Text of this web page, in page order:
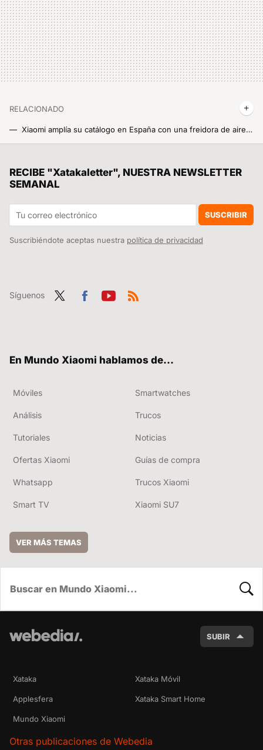
RELACIONADO
Xiaomi amplía su catálogo en España con una freidora de aire gigantesca: 12 litros para cocinar sin límites
Casi 1,4 toneladas encima, una aguja y 135 grados de puro fuego: Xiaomi ha creado una power bank casi indestructible y estas pruebas lo demuestran
RECIBE "Xatakaletter", NUESTRA NEWSLETTER
SEMANAL
SUSCRIBIR
Suscribiéndote aceptas nuestra política de privacidad
Síguenos
En Mundo Xiaomi hablamos de...
Móviles Smartwatches
Análisis Trucos
Tutoriales Noticias
Ofertas Xiaomi Guías de compra
Whatsapp Trucos Xiaomi
Smart TV Xiaomi SU7
VER MÁS TEMAS
SUBIR
Xataka Xataka Móvil
Applesfera Xataka Smart Home
Mundo Xiaomi
Otras publicaciones de Webedia